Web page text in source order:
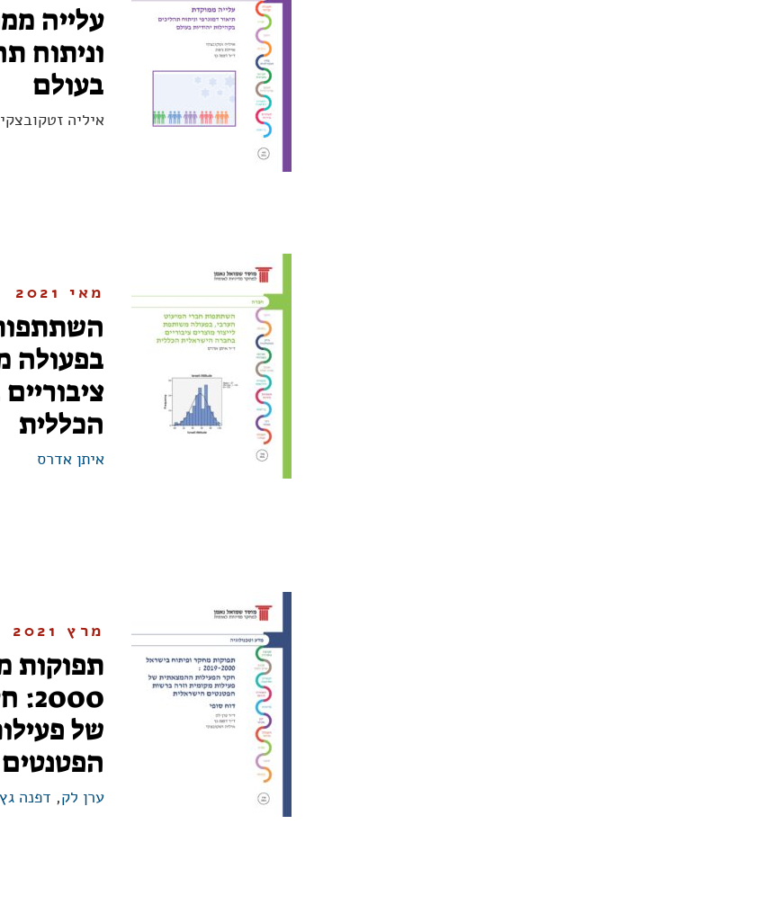
עלייה
וניתוח
בעולם
איליה
מאי 2021
בפעולה
הכללית
איתן אדרס
מרץ 2021
של
ערן לק, דפנה גץ